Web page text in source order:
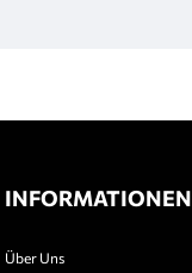
INFORMATIONEN
Über Uns